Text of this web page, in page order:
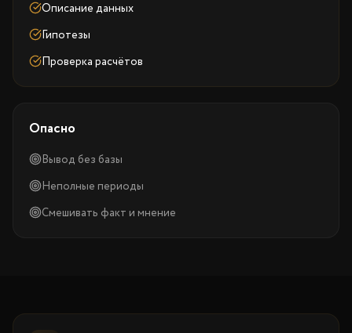
Описание данных
Гипотезы
Проверка расчётов
Опасно
Вывод без базы
Неполные периоды
Смешивать факт и мнение